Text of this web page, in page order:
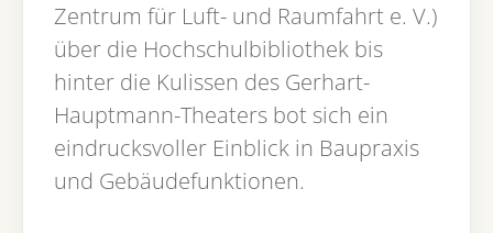
Zentrum für Luft- und Raumfahrt e. V.)
über die Hochschulbibliothek bis
hinter die Kulissen des Gerhart-
Hauptmann-Theaters bot sich ein
eindrucksvoller Einblick in Baupraxis
und Gebäudefunktionen.